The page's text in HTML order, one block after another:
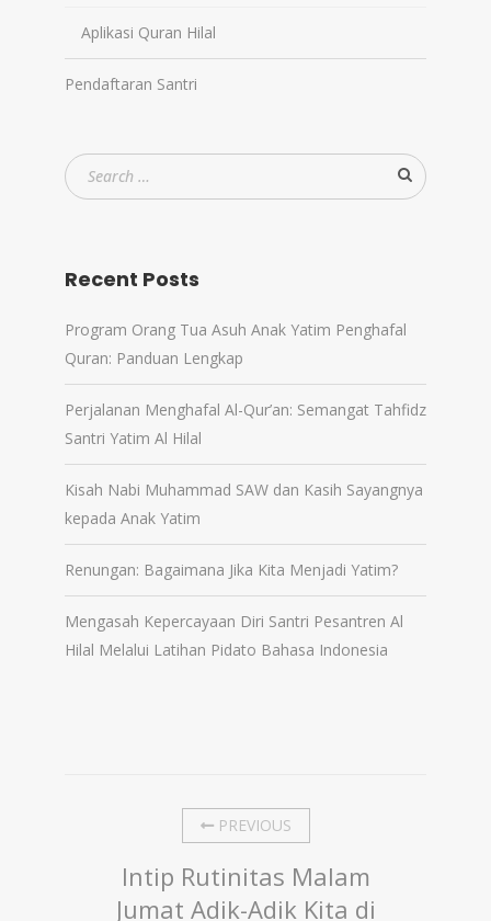
Aplikasi Quran Hilal
Pendaftaran Santri
Recent Posts
Program Orang Tua Asuh Anak Yatim Penghafal
Quran: Panduan Lengkap
Perjalanan Menghafal Al-Qur’an: Semangat Tahfidz
Santri Yatim Al Hilal
Kisah Nabi Muhammad SAW dan Kasih Sayangnya
kepada Anak Yatim
Renungan: Bagaimana Jika Kita Menjadi Yatim?
Mengasah Kepercayaan Diri Santri Pesantren Al
Hilal Melalui Latihan Pidato Bahasa Indonesia
PREVIOUS
Intip Rutinitas Malam
Jumat Adik-Adik Kita di